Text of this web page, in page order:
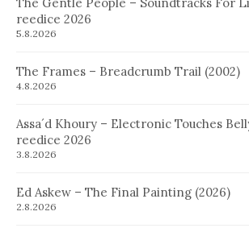
reedice 2026
5.8.2026
The Frames – Breadcrumb Trail (2002)
4.8.2026
Assa´d Khoury – Electronic Touches
reedice 2026
3.8.2026
Ed Askew – The Final Painting (2026)
2.8.2026